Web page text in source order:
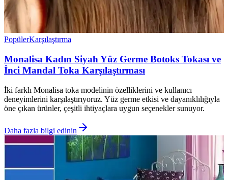
PopülerKarşılaştırma
Monalisa Kadın Siyah Yüz Germe Botoks Tokası ve
İnci Mandal Toka Karşılaştırması
İki farklı Monalisa toka modelinin özelliklerini ve kullanıcı
deneyimlerini karşılaştırıyoruz. Yüz germe etkisi ve dayanıklılığıyla
öne çıkan ürünler, çeşitli ihtiyaçlara uygun seçenekler sunuyor.
Daha fazla bilgi edinin